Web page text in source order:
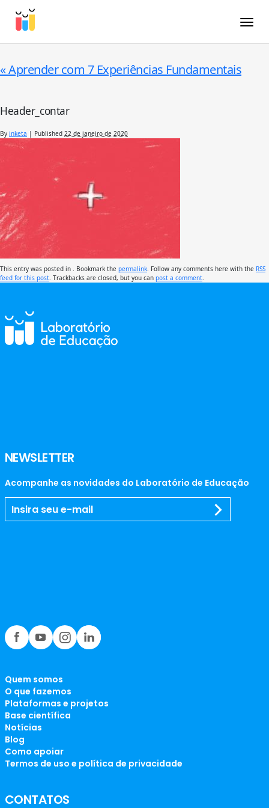
«Aprender com 7 Experiências Fundamentais
Header_contar
By inketa | Published 22 de janeiro de 2020
This entry was posted in . Bookmark the permalink . Follow any comments here with the RSS
feed for this post . Trackbacks are closed, but you can post a comment
NEWSLETTER
Acompanhe as novidades do Laboratório de Educação
Quem somos
O que fazemos
Plataformas e projetos
Base científica
Notícias
Blog
Como apoiar
Termos de uso e política de privacidade
CONTATOS